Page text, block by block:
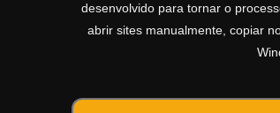
desenvolvido para tornar o
abrir sites manualmente, copiar